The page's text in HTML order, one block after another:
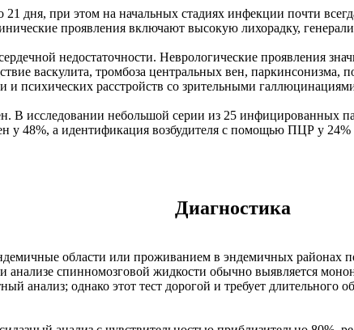
дня, при этом на начальных стадиях инфекции почти
проявления включают высокую лихорадку,
недостаточности. Неврологические проявления
васкулита, тромбоза центральных вен,
и психических расстройств со зрительными
В исследовании небольшой серии из 25
у 48%, а идентификация возбудителя с помощью ПЦР у
Диагностика
области или проживанием в эндемичных
анализе спинномозговой жидкости обычно выявляется
анализ; однако этот тест дорогой и требует длительного